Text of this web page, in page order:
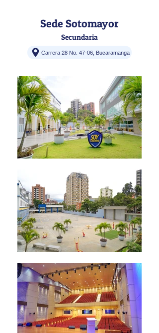
Sede Sotomayor
Secundaria
Carrera 28 No. 47-06, Bucaramanga